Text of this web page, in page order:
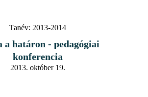
Tanév: 2013-2014
a határon - pedagógiai
konferencia
2013. október 19.